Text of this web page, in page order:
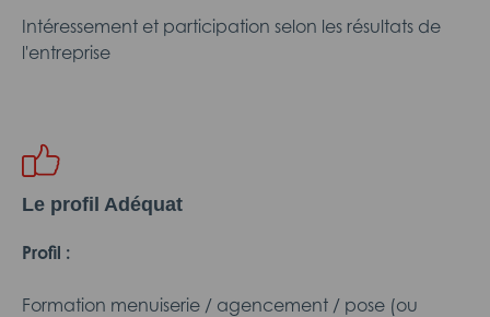
Intéressement et participation selon les résultats de
l'entreprise
Le profil Adéquat
Profil :
Formation menuiserie / agencement / pose (ou